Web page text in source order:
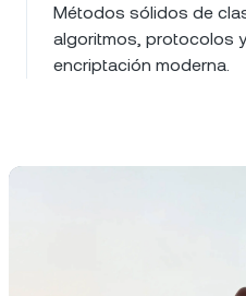
Métodos sólidos de
algoritmos, protocolos
encriptación moderna.